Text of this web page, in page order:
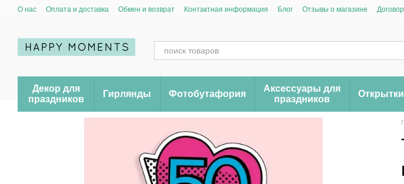
Перейти к основному контенту
О нас Оплата и доставка Обмен и возврат Контактная информация Блог Отзывы о магазине
Декор для
праздников
Гирлянды Фотобутафория
Аксессуары для
праздников
Открытки